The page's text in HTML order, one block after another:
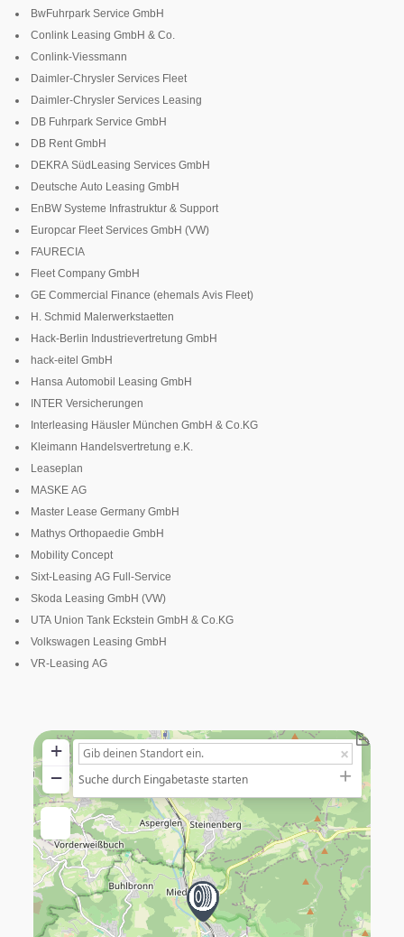
BwFuhrpark Service GmbH
Conlink Leasing GmbH & Co.
Conlink-Viessmann
Daimler-Chrysler Services Fleet
Daimler-Chrysler Services Leasing
DB Fuhrpark Service GmbH
DB Rent GmbH
DEKRA SüdLeasing Services GmbH
Deutsche Auto Leasing GmbH
EnBW Systeme Infrastruktur & Support
Europcar Fleet Services GmbH (VW)
FAURECIA
Fleet Company GmbH
GE Commercial Finance (ehemals Avis Fleet)
H. Schmid Malerwerkstaetten
Hack-Berlin Industrievertretung GmbH
hack-eitel GmbH
Hansa Automobil Leasing GmbH
INTER Versicherungen
Interleasing Häusler München GmbH & Co.KG
Kleimann Handelsvertretung e.K.
Leaseplan
MASKE AG
Master Lease Germany GmbH
Mathys Orthopaedie GmbH
Mobility Concept
Sixt-Leasing AG Full-Service
Skoda Leasing GmbH (VW)
UTA Union Tank Eckstein GmbH & Co.KG
Volkswagen Leasing GmbH
VR-Leasing AG
+
−
Suche durch Eingabetaste starten